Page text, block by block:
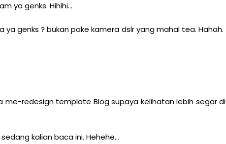
ya genks. Hihihi...
genks ? bukan pake kamera dslr yang mahal tea. Hahah.
me-redesign template Blog supaya kelihatan lebih segar di
kalian baca ini. Hehehe...